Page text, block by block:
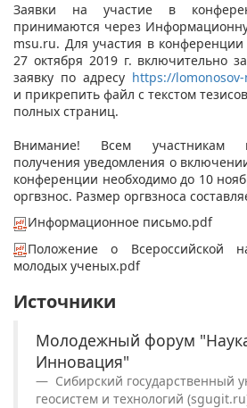
Заявки на участие в
принимаются через
msu.ru. Для участия в
27 октября 2019 г. включительно
заявку по адресу https://
и прикрепить файл с текстом
полных страниц.
Внимание! Всем участникам
получения уведомления о
конференции необходимо до 10
оргвзнос. Размер оргвзноса
Информационное письмо.pdf
Положение о Всероссийской
молодых ученых.pdf
Источники
Молодежный форум
Инновация"
Сибирский государственный
геосистем и технологий